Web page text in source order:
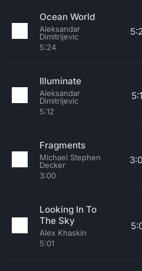
Ocean World
Aleksandar
Dimitrijevic
5:24
Illuminate
Aleksandar
Dimitrijevic
5:12
Fragments
Michael Stephen
Decker
3:00
Looking In To
The Sky
Alex Khaskin
5:01